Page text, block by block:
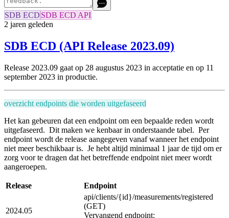
SDB ECD SDB ECD API
2 jaren geleden
SDB ECD (API Release 2023.09)
Release 2023.09 gaat op 28 augustus 2023 in acceptatie en op 11
september 2023 in productie.
overzicht endpoints die worden uitgefaseerd
Het kan gebeuren dat een endpoint om een bepaalde reden wordt
uitgefaseerd. Dit maken we kenbaar in onderstaande tabel. Per
endpoint wordt de release aangegeven vanaf wanneer het endpoint
niet meer beschikbaar is. Je hebt altijd minimaal 1 jaar de tijd om er
zorg voor te dragen dat het betreffende endpoint niet meer wordt
aangeroepen.
Release Endpoint
2024.05
api/clients/{id}/measurements/registered
(GET)
Vervangend endpoint: